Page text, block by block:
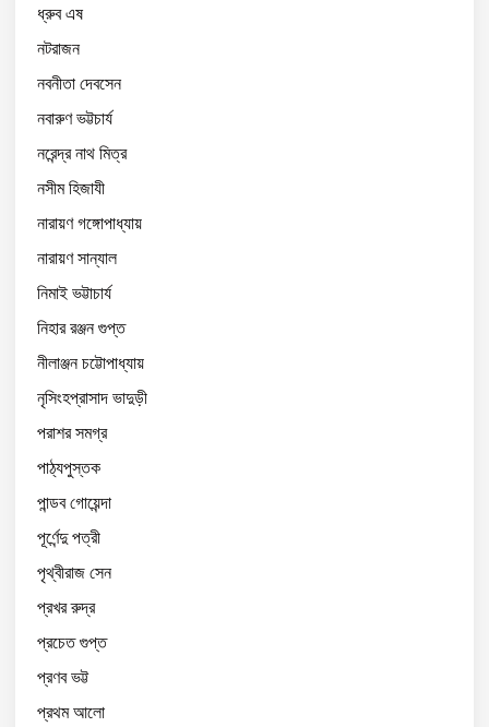
ধ্রুব এষ
নটরাজন
নবনীতা দেবসেন
নবারুণ ভট্টচার্য
নরেন্দ্র নাথ মিত্র
নসীম হিজাযী
নারায়ণ গঙ্গোপাধ্যায়
নারায়ণ সান্যাল
নিমাই ভট্টাচার্য
নিহার রঞ্জন গুপ্ত
নীলাঞ্জন চট্টোপাধ্যায়
নৃসিংহপ্রাসাদ ভাদুড়ী
পরাশর সমগ্র
পাঠ্যপুস্তক
পান্ডব গোয়েন্দা
পূর্ণেন্দু পত্রী
পৃথ্বীরাজ সেন
প্রখর রুদ্র
প্রচেত গুপ্ত
প্রণব ভট্ট
প্রথম আলো